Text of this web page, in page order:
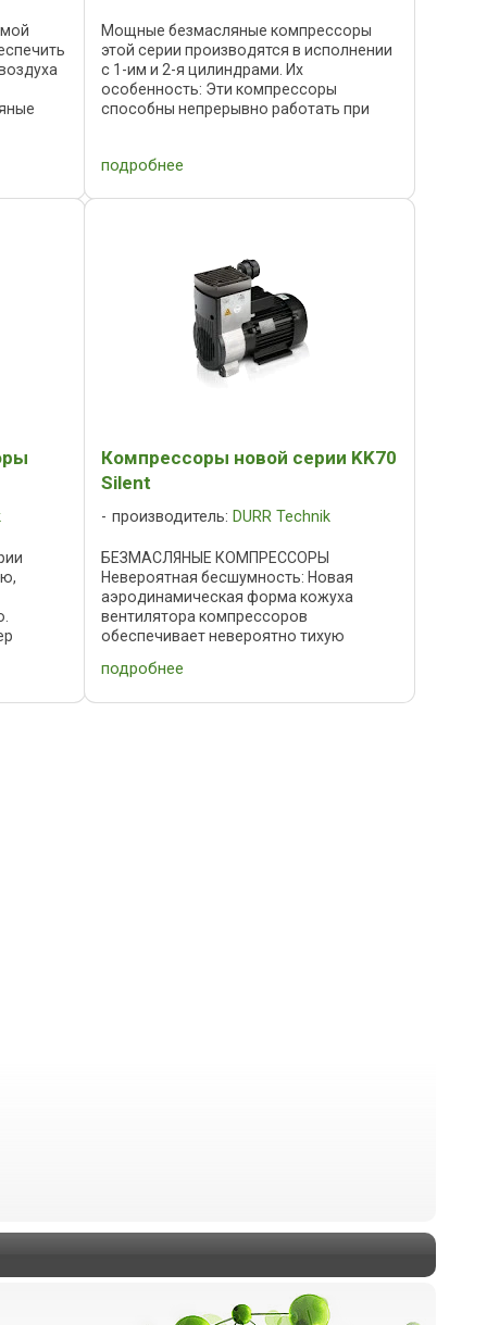
Мощные безмасляные компрессоры
этой серии производятся в исполнении
с 1-им и 2-я цилиндрами. Их
особенность: Эти компрессоры
способны непрерывно работать при
максимальная надёжность, большой ...
подробнее
Компрессоры новой серии KK70
Silent
производитель:DURR Technik
БЕЗМАСЛЯНЫЕ КОМПРЕССОРЫ
Невероятная бесшумность: Новая
аэродинамическая форма кожуха
вентилятора компрессоров
обеспечивает невероятно тихую
этого компрессоры серии KK 70 Silent
подробнее